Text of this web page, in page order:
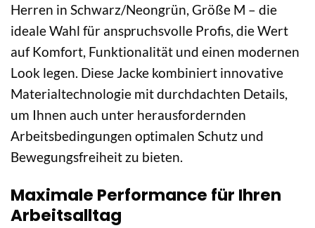
Herren in Schwarz/Neongrün, Größe M – die
ideale Wahl für anspruchsvolle Profis, die Wert
auf Komfort, Funktionalität und einen modernen
Look legen. Diese Jacke kombiniert innovative
Materialtechnologie mit durchdachten Details,
um Ihnen auch unter herausfordernden
Arbeitsbedingungen optimalen Schutz und
Bewegungsfreiheit zu bieten.
Maximale Performance für Ihren
Arbeitsalltag